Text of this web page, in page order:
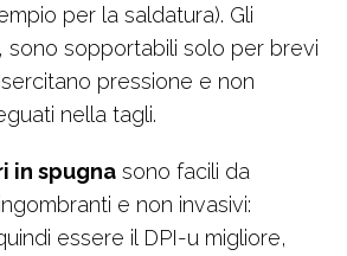
per la saldatura). Gli
sono sopportabili solo per brevi
pressione e non
nella tagli.
in spugna sono facili da
e non invasivi:
essere il DPI-u migliore,